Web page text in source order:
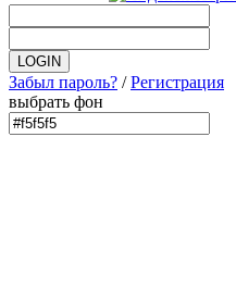
Забыл пароль? /Регистрация
выбрать фон